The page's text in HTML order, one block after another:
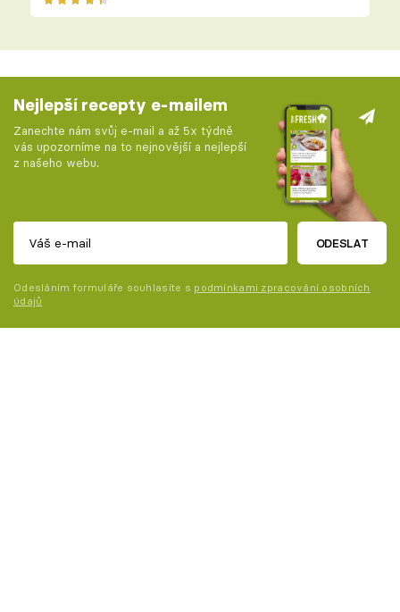
Nejlepší recepty e-mailem
Zanechte nám svůj e-mail a až 5x týdně
vás upozorníme na to nejnovější a nejlepší
z našeho webu.
ODESLAT
Odesláním formuláře souhlasíte s podmínkami zpracování osobních
údajů